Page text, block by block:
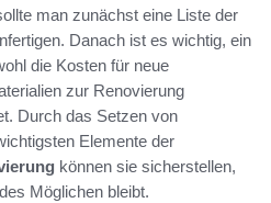
man zunächst eine Liste der
Danach ist es wichtig, ein
die Kosten für neue
zur Renovierung
Durch das Setzen von
Elemente der
können sie sicherstellen,
Möglichen bleibt.